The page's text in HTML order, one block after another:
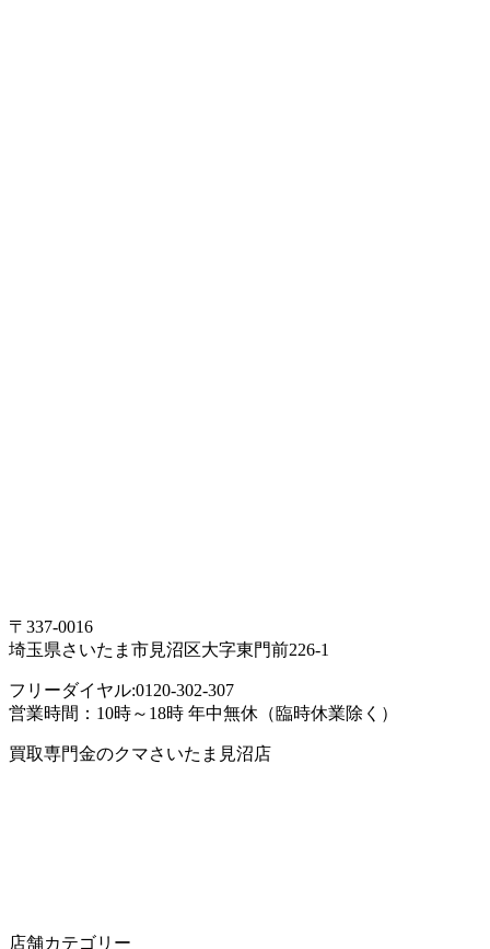
〒337-0016
埼玉県さいたま市見沼区大字東門前226-1
フリーダイヤル:0120-302-307
営業時間：10時～18時 年中無休（臨時休業除く）
買取専門金のクマさいたま見沼店
店舗カテゴリー